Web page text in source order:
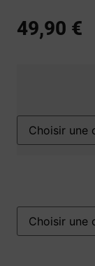
49,90 €